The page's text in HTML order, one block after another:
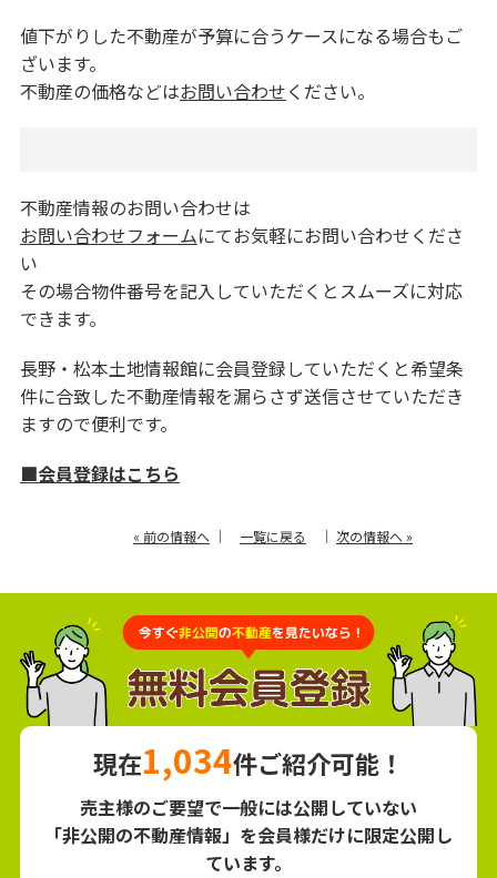
値下がりした不動産が予算に合うケースになる場合もご
ざいます。
不動産の価格などはお問い合わせください。
不動産情報のお問い合わせは
お問い合わせフォームにてお気軽にお問い合わせくださ
い
その場合物件番号を記入していただくとスムーズに対応
できます。
長野・松本土地情報館に会員登録していただくと希望条
件に合致した不動産情報を漏らさず送信させていただき
ますので便利です。
■会員登録はこちら
« 前の情報へ ｜ 一覧に戻る ｜ 次の情報へ »
現在1,034件ご紹介可能！
売主様のご要望で一般には公開していない
「非公開の不動産情報」を会員様だけに限定公開し
ています。